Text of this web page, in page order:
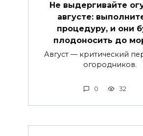
Не выдергивайте
августе:
процедуру, и они
плодоносить до
Август — критический
огородников.
0 32